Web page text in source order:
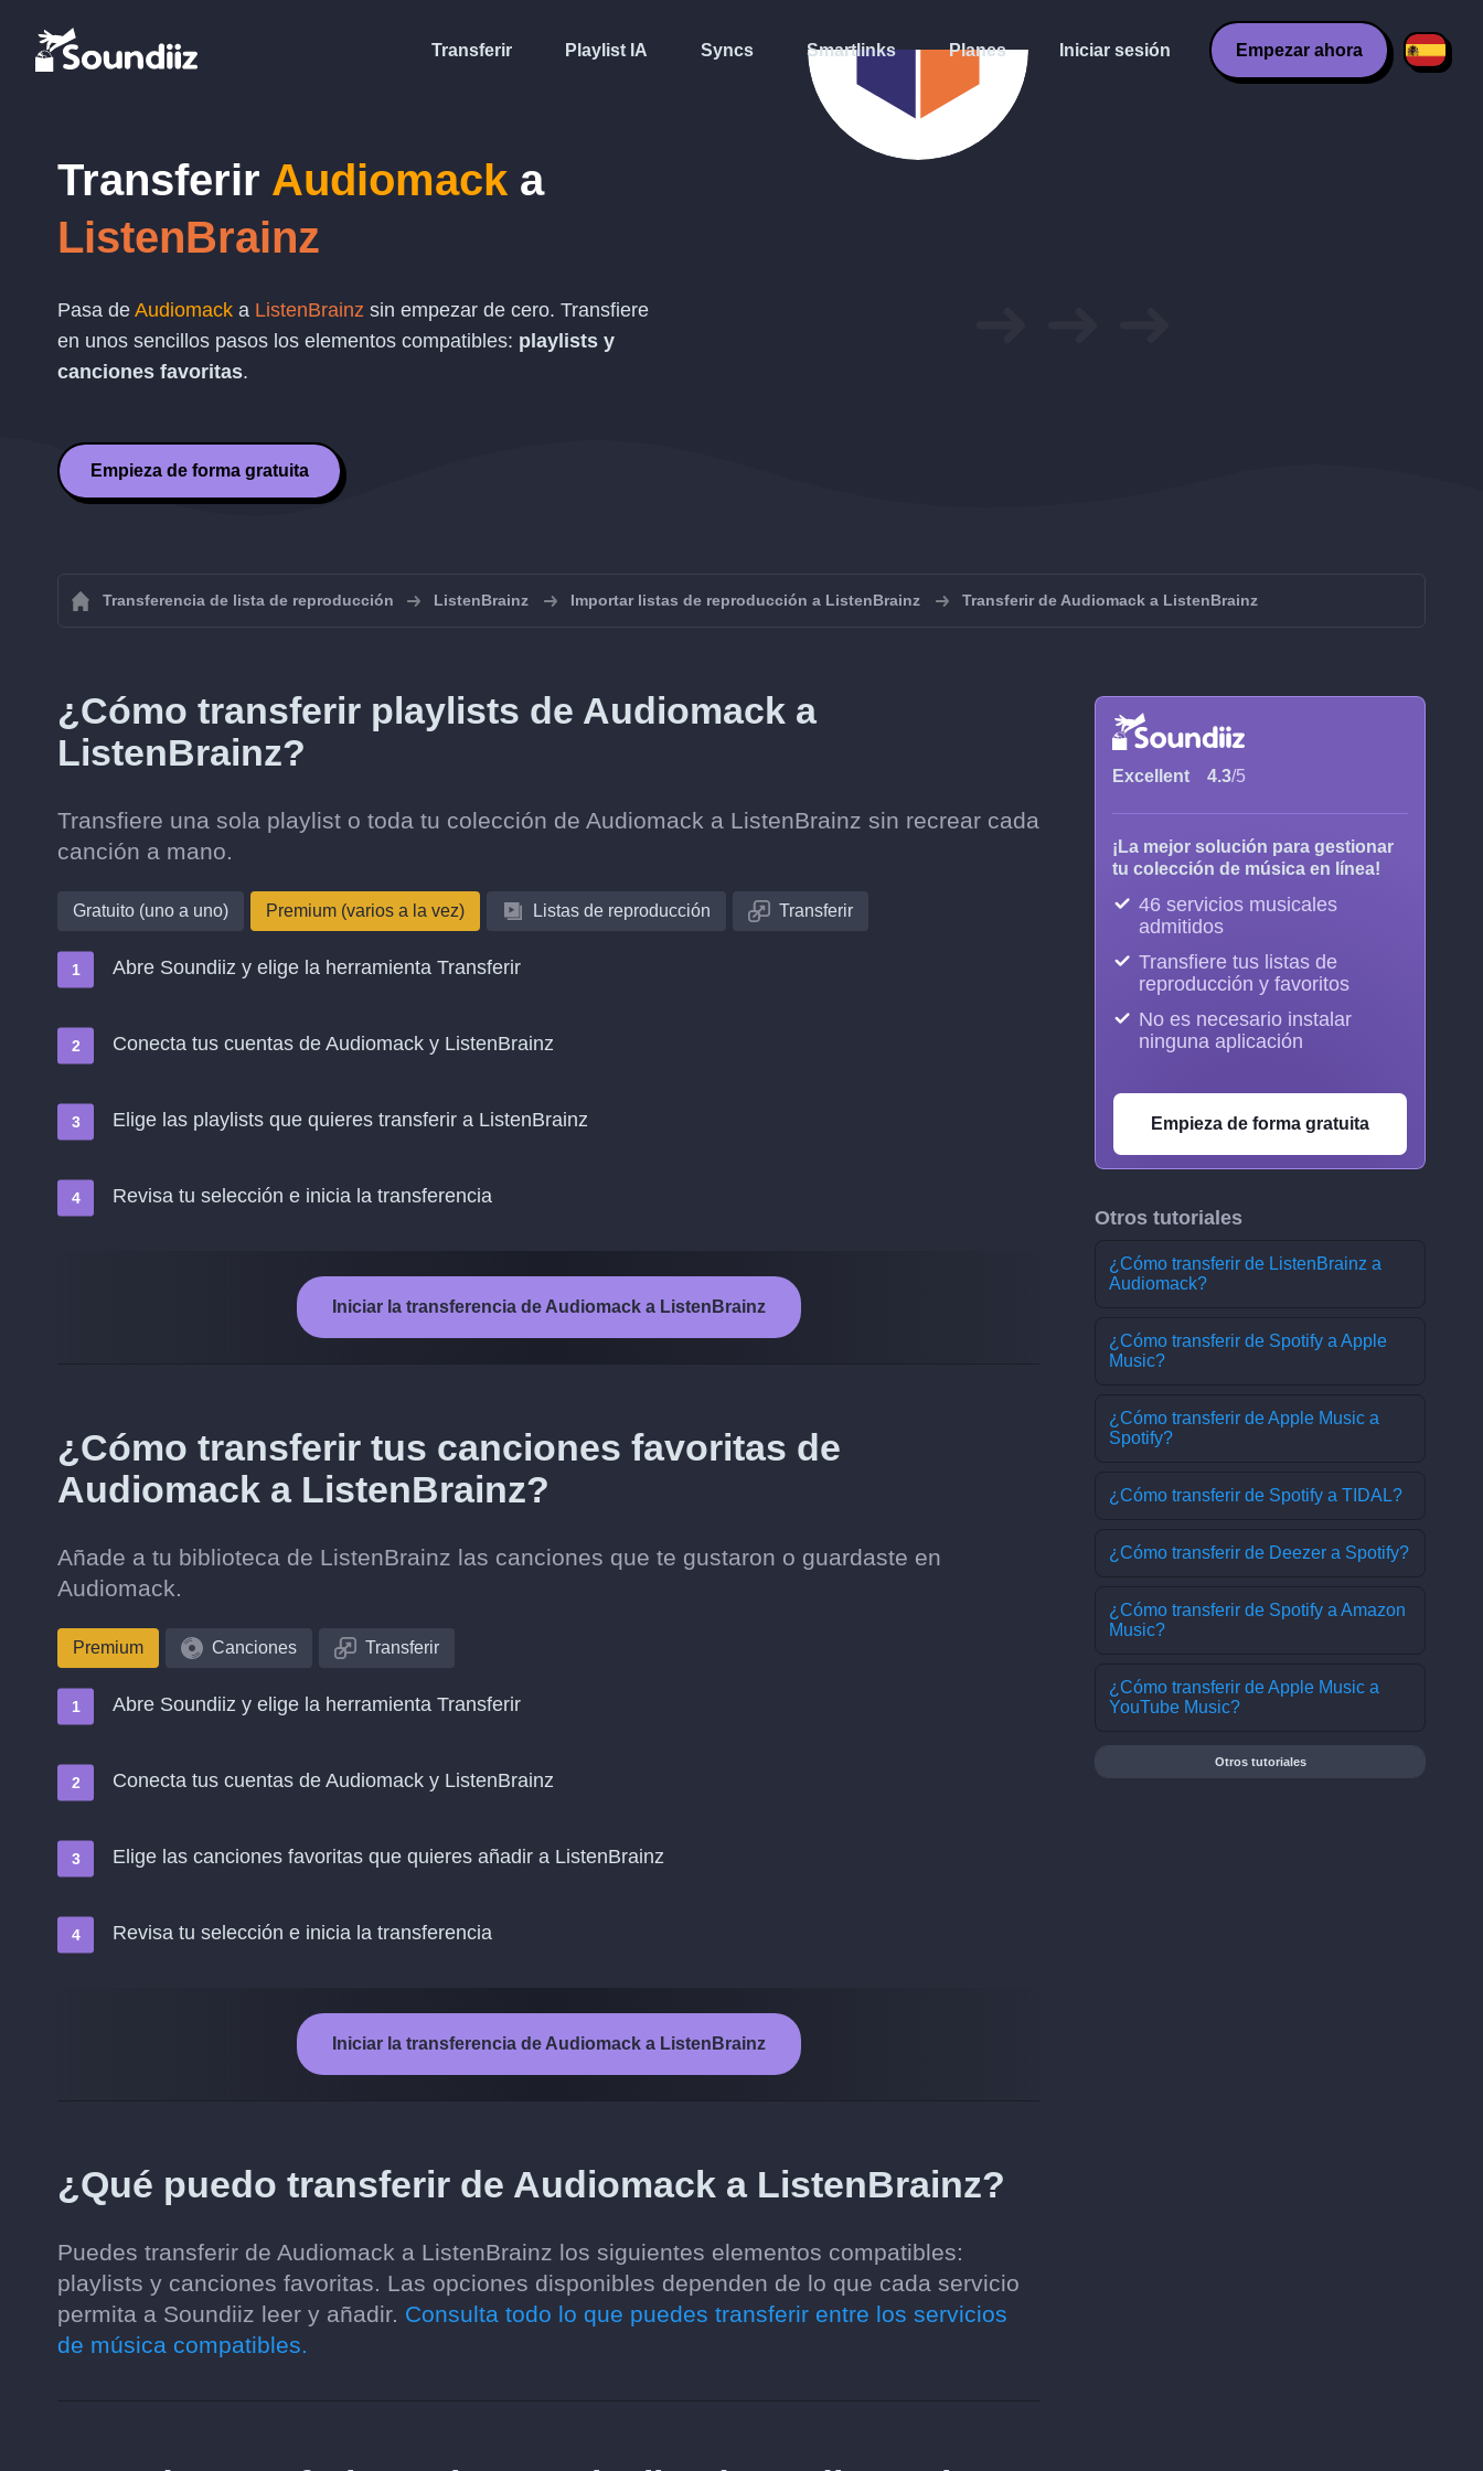
Transferir Playlist IA Syncs Smartlinks Planes Iniciar sesión Empezar ahora
Transferir Audiomack a
ListenBrainz
Pasa de Audiomack a ListenBrainz sin empezar de cero. Transfiere
en unos sencillos pasos los elementos compatibles: playlists y
canciones favoritas.
Empieza de forma gratuita
Transferencia de lista de reproducción ListenBrainz Importar listas de reproducción a ListenBrainz Transferir de Audiomack a ListenBrainz
¿Cómo transferir playlists de Audiomack a
ListenBrainz?
Transfiere una sola playlist o toda tu colección de Audiomack a ListenBrainz sin recrear cada
canción a mano.
Gratuito (uno a uno) Premium (varios a la vez) Listas de reproducción Transferir
Abre Soundiiz y elige la herramienta Transferir
Conecta tus cuentas de Audiomack y ListenBrainz
Elige las playlists que quieres transferir a ListenBrainz
Revisa tu selección e inicia la transferencia
Iniciar la transferencia de Audiomack a ListenBrainz
¿Cómo transferir tus canciones favoritas de
Audiomack a ListenBrainz?
Añade a tu biblioteca de ListenBrainz las canciones que te gustaron o guardaste en
Audiomack.
Premium Canciones Transferir
Abre Soundiiz y elige la herramienta Transferir
Conecta tus cuentas de Audiomack y ListenBrainz
Elige las canciones favoritas que quieres añadir a ListenBrainz
Revisa tu selección e inicia la transferencia
Iniciar la transferencia de Audiomack a ListenBrainz
¿Qué puedo transferir de Audiomack a ListenBrainz?
Puedes transferir de Audiomack a ListenBrainz los siguientes elementos compatibles:
playlists y canciones favoritas. Las opciones disponibles dependen de lo que cada servicio
permita a Soundiiz leer y añadir. Consulta todo lo que puedes transferir entre los servicios
de música compatibles.
Excellent 4.3/5
¡La mejor solución para gestionar
tu colección de música en línea!
46 servicios musicales
admitidos
Transfiere tus listas de
reproducción y favoritos
No es necesario instalar
ninguna aplicación
Empieza de forma gratuita
Otros tutoriales
¿Cómo transferir de ListenBrainz a
Audiomack?
¿Cómo transferir de Spotify a Apple
Music?
¿Cómo transferir de Apple Music a
Spotify?
¿Cómo transferir de Spotify a TIDAL?
¿Cómo transferir de Deezer a Spotify?
¿Cómo transferir de Spotify a Amazon
Music?
¿Cómo transferir de Apple Music a
YouTube Music?
Otros tutoriales